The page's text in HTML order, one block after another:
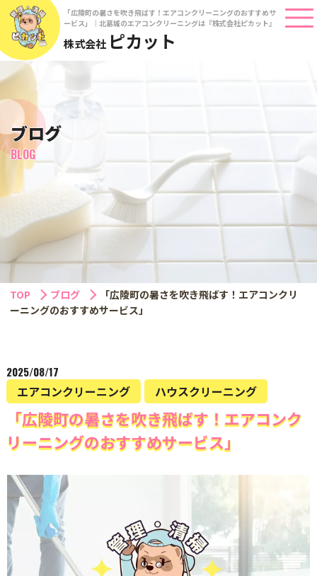
「広陵町の暑さを吹き飛ばす！エアコンクリーニングのおすすめサ
ービス」｜北葛城のエアコンクリーニングは『株式会社ピカット』
株式会社 ピカット
ブログ
BLOG
TOP ブログ
「広陵町の暑さを吹き飛ばす！エアコンクリ
ーニングのおすすめサービス」
2025/08/17
エアコンクリーニング ハウスクリーニング
「広陵町の暑さを吹き飛ばす！エアコンク
リーニングのおすすめサービス」